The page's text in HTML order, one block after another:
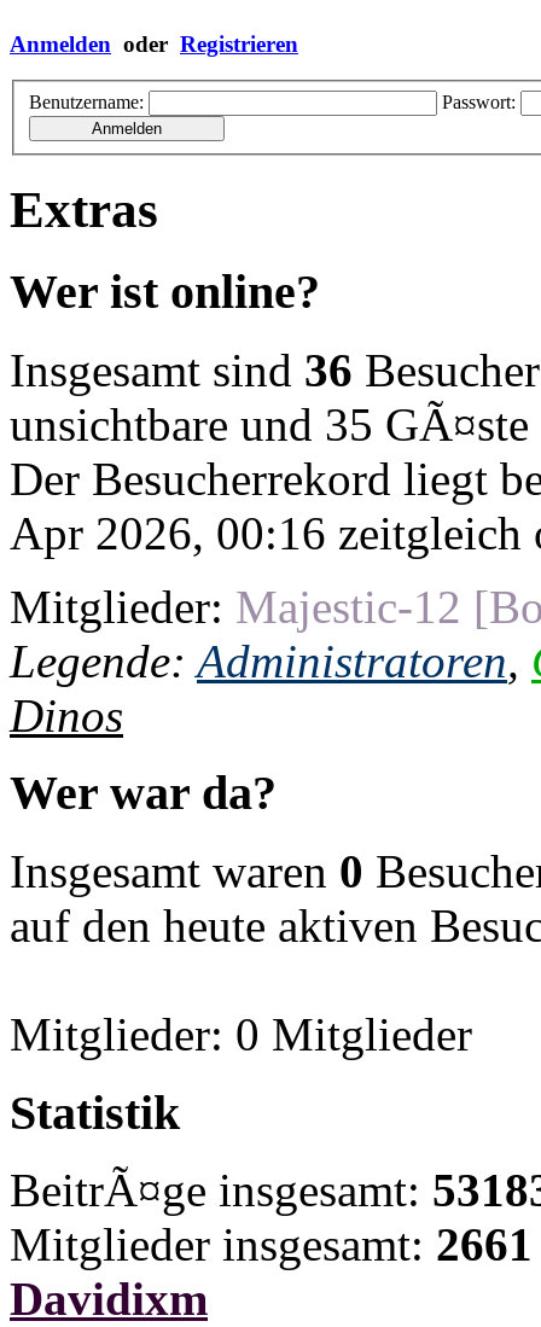
Anmelden oder Registrieren
Benutzername: Passwort:
Extras
Wer ist online?
Insgesamt sind 36
unsichtbare und 35 GÃ¤ste
Der Besucherrekord liegt
Apr 2026, 00:16 zeitgleich
Mitglieder: Majestic-12
Legende: Administratoren,
Dinos
Wer war da?
Insgesamt waren 0
auf den heute aktiven
Mitglieder: 0 Mitglieder
Statistik
BeitrÃ¤ge insgesamt:
Mitglieder insgesamt: 2661
Davidixm